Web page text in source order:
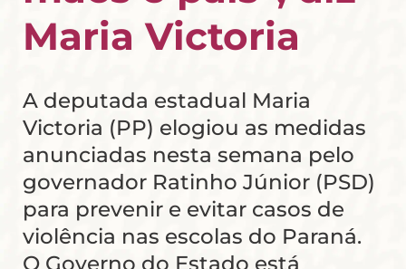
Maria Victoria
A deputada estadual Maria
Victoria (PP) elogiou as medidas
anunciadas nesta semana pelo
governador Ratinho Júnior (PSD)
para prevenir e evitar casos de
violência nas escolas do Paraná.
O Governo do Estado está